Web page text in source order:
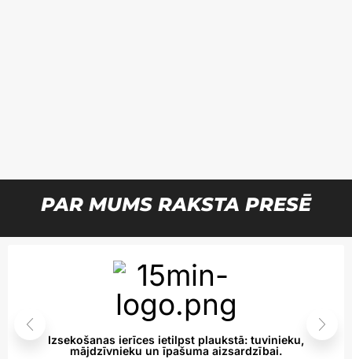
PAR MUMS RAKSTA PRESĒ
Izsekošanas ierīces ietilpst plaukstā: tuvinieku,
mājdzīvnieku un īpašuma aizsardzībai.